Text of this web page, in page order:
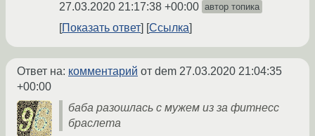
27.03.2020 21:17:38 +00:00 автор топика
Показать ответ Ссылка
Ответ на: комментарий от dem 27.03.2020 21:04:35
+00:00
баба разошлась с мужем из за фитнесс
браслета